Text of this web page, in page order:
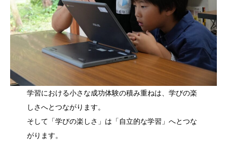
学習における小さな成功体験の積み重ねは、学びの楽
しさへとつながります。
そして「学びの楽しさ」は「自立的な学習」へとつな
がります。